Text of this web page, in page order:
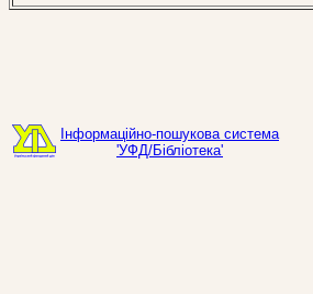
Інформаційно-пошукова система
'УФД/Бібліотека'